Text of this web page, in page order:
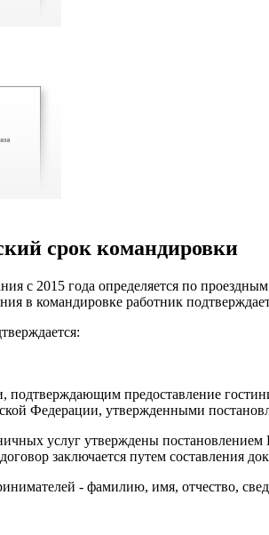
срок командировки
с 2015 года определяется по
в командировке работник
подтверждающим предоставление
Федерации, утвержденными
услуг утверждены
заключается путем составления
- фамилию, имя, отчество,